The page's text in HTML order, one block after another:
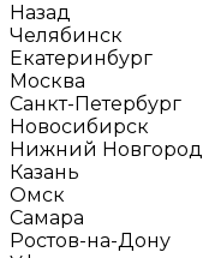
Назад
Челябинск
Екатеринбург
Москва
Санкт-Петербург
Новосибирск
Нижний Новгород
Казань
Омск
Самара
Ростов-на-Дону